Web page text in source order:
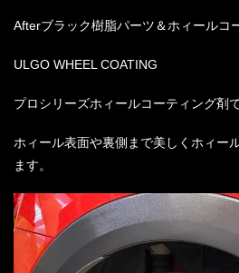
Afterブラック樹脂パーツ＆ホィールコ
ULGO WHEEL COATING
プロシリーズホィールコーティング剤で
ホィール表面や裏側まで美しくホィー
ます。